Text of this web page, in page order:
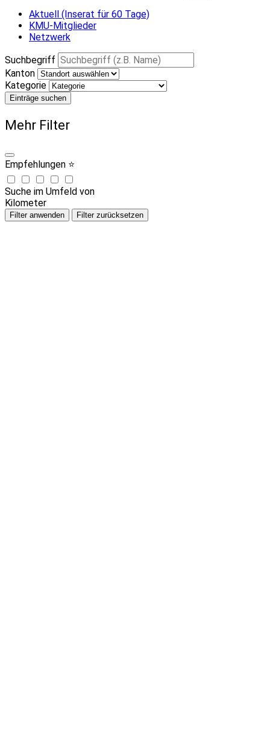
Aktuell (Inserat für 60 Tage)
KMU-Mitglieder
Netzwerk
Suchbegriff
Kanton
Kategorie
Einträge suchen
Mehr Filter
Empfehlungen ⭐
Suche im Umfeld von
Kilometer
Filter anwenden Filter zurücksetzen